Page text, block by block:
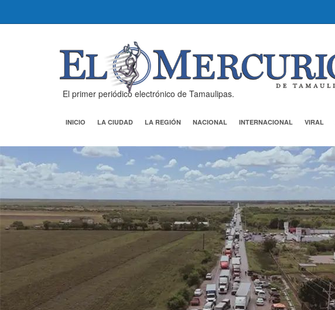
El primer periódico electrónico de Tamaulipas.
INICIO LA CIUDAD LA REGIÓN NACIONAL INTERNACIONAL VIRAL